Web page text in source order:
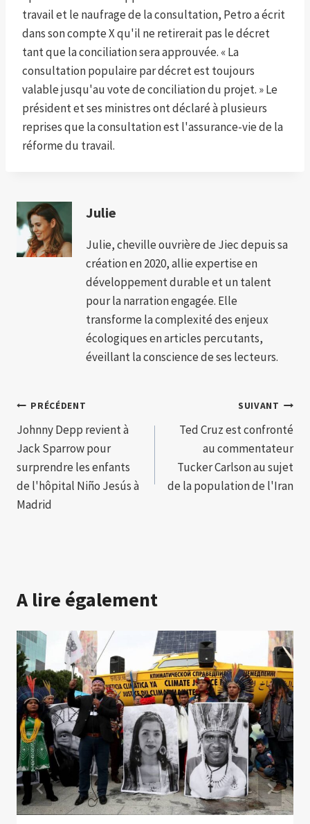
travail et le naufrage de la consultation, Petro a écrit
dans son compte X qu'il ne retirerait pas le décret
tant que la conciliation sera approuvée. « La
consultation populaire par décret est toujours
valable jusqu'au vote de conciliation du projet. » Le
président et ses ministres ont déclaré à plusieurs
reprises que la consultation est l'assurance-vie de la
réforme du travail.
Julie
Julie, cheville ouvrière de Jiec depuis sa
création en 2020, allie expertise en
développement durable et un talent
pour la narration engagée. Elle
transforme la complexité des enjeux
écologiques en articles percutants,
éveillant la conscience de ses lecteurs.
Navigation
de
l’article
PRÉCÉDENT
Johnny Depp revient à
Jack Sparrow pour
surprendre les enfants
de l'hôpital Niño Jesús à
Madrid
SUIVANT
Ted Cruz est confronté
au commentateur
Tucker Carlson au sujet
de la population de l'Iran
A lire également